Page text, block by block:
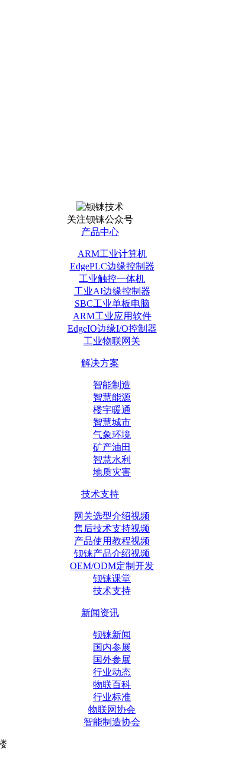
关注钡铼公众号
产品中心
ARM工业计算机
EdgePLC边缘控制器
工业触控一体机
工业AI边缘控制器
SBC工业单板电脑
ARM工业应用软件
EdgeIO边缘I/O控制器
工业物联网关
解决方案
智能制造
智慧能源
楼宇暖通
智慧城市
气象环境
矿产油田
智慧水利
地质灾害
技术支持
网关选型介绍视频
售后技术支持视频
产品使用教程视频
钡铼产品介绍视频
OEM/ODM定制开发
钡铼课堂
技术支持
新闻资讯
钡铼新闻
国内参展
国外参展
行业动态
物联百科
行业标准
物联网协会
智能制造协会